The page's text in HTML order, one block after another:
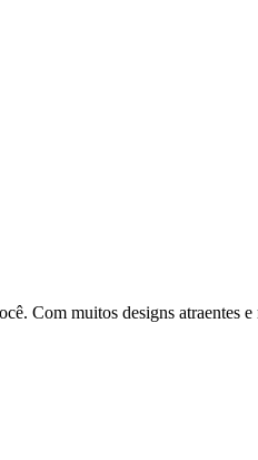
Com muitos designs atraentes